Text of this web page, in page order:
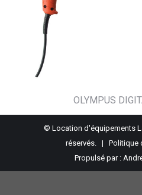
OLYMPUS
© Location d'équipements
réservés. | Politique
Propulsé par :